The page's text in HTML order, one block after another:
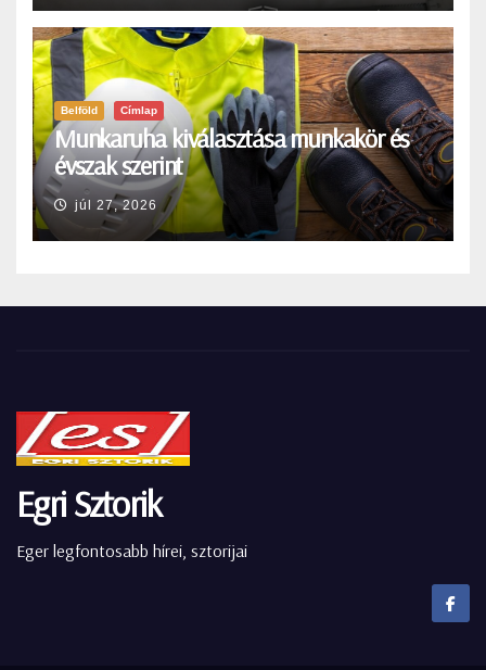
Belföld Címlap
Munkaruha kiválasztása munkakör és
évszak szerint
júl 27, 2026
Egri Sztorik
Eger legfontosabb hírei, sztorijai